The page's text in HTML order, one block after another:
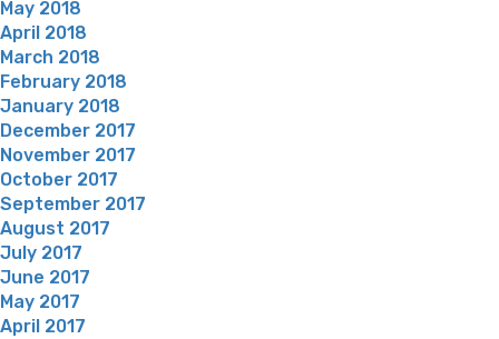
May 2018
April 2018
March 2018
February 2018
January 2018
December 2017
November 2017
October 2017
September 2017
August 2017
July 2017
June 2017
May 2017
April 2017